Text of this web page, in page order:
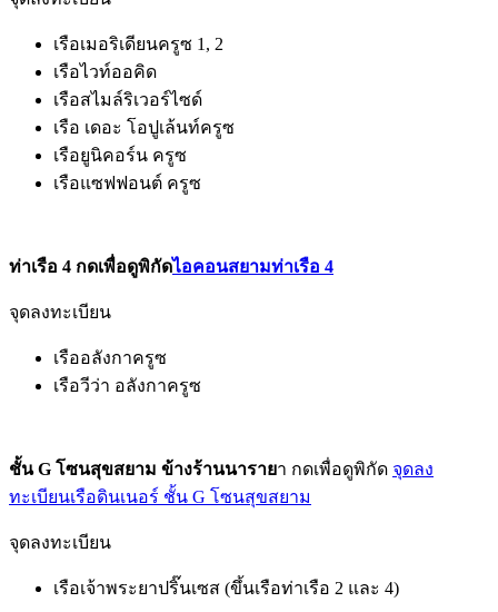
เรือเมอริเดียนครูซ 1, 2
เรือไวท์ออคิด
เรือสไมล์ริเวอร์ไซด์
เรือ เดอะ โอปูเล้นท์ครูซ
เรือยูนิคอร์น ครูซ
เรือแซฟฟอนต์ ครูซ
ท่าเรือ 4 กดเพื่อดูพิกัดไอคอนสยามท่าเรือ 4
จุดลงทะเบียน
เรืออลังกาครูซ
เรือวีว่า อลังกาครูซ
ชั้น G โซนสุขสยาม ข้างร้านนารายา กดเพื่อดูพิกัด จุดลง
ทะเบียนเรือดินเนอร์ ชั้น G โซนสุขสยาม
จุดลงทะเบียน
เรือเจ้าพระยาปริ๊นเซส (ขึ้นเรือท่าเรือ 2 และ 4)